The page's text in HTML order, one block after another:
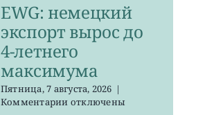
EWG: немецкий
экспорт вырос до
4-летнего
максимума
Пятница, 7 августа, 2026 |
Комментариикотключены